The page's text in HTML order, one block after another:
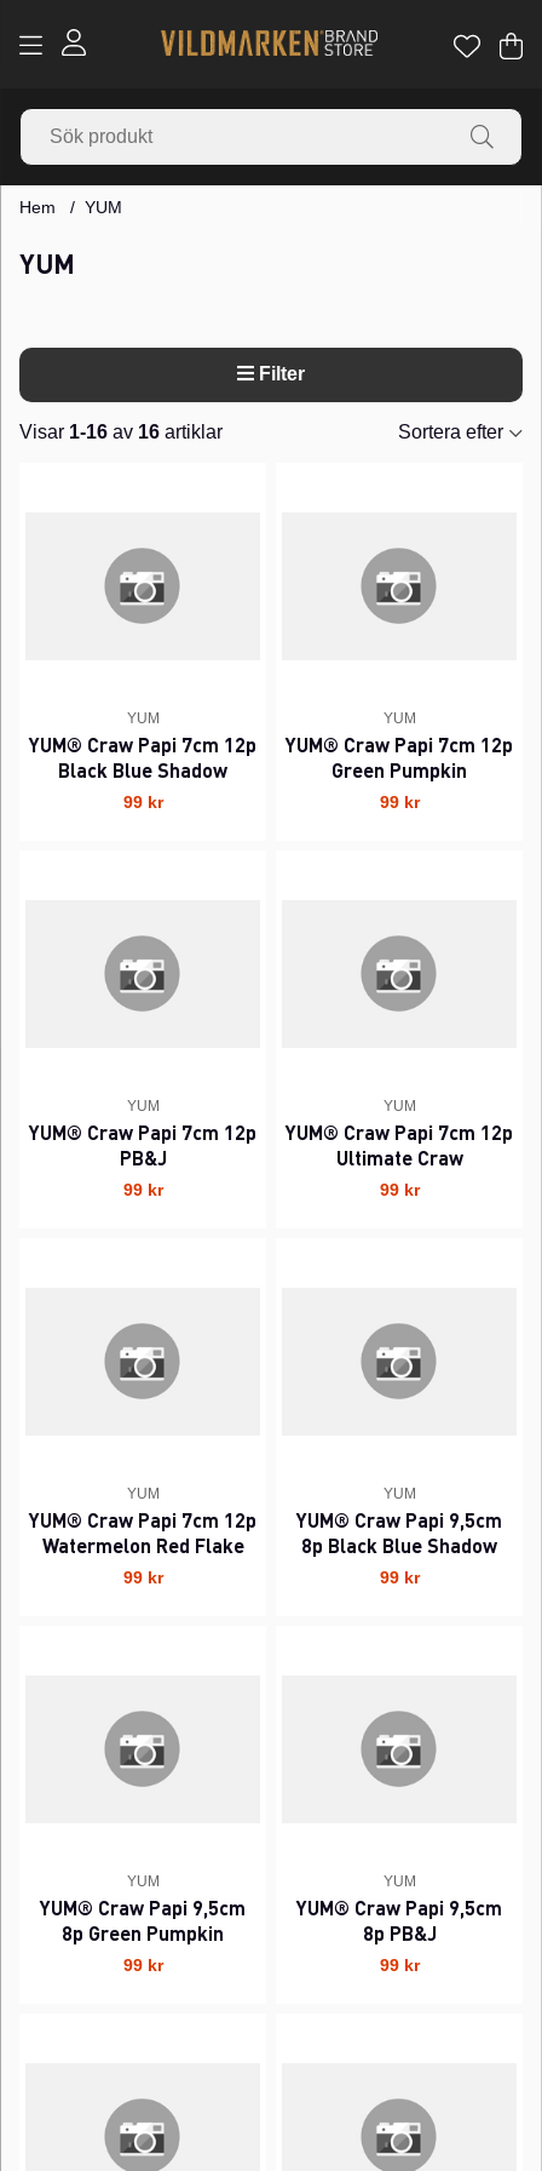
.
Hem YUM
YUM
Filter
Visar 1-16 av 16 artiklar
Sortera efter
YUM
YUM® Craw Papi 7cm 12p
Black Blue Shadow
99 kr
YUM
YUM® Craw Papi 7cm 12p
Green Pumpkin
99 kr
YUM
YUM® Craw Papi 7cm 12p
PB&J
99 kr
YUM
YUM® Craw Papi 7cm 12p
Ultimate Craw
99 kr
YUM
YUM® Craw Papi 7cm 12p
Watermelon Red Flake
99 kr
YUM
YUM® Craw Papi 9,5cm
8p Black Blue Shadow
99 kr
YUM
YUM® Craw Papi 9,5cm
8p Green Pumpkin
99 kr
YUM
YUM® Craw Papi 9,5cm
8p PB&J
99 kr